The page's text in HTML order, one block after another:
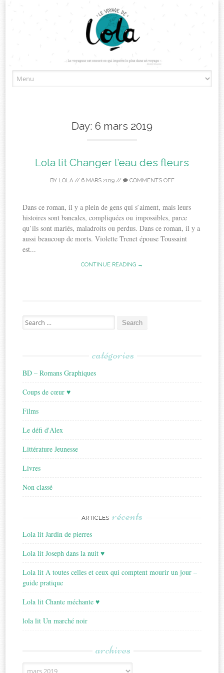
to
Day: 6 mars 2019
Lola lit Changer l’eau des fleurs
BY LOLA// 6 MARS 2019// COMMENTS OFF
Dans ce roman, il y a plein de gens qui s’aiment, mais leurs
histoires sont bancales, compliquées ou impossibles, parce
qu’ils sont mariés, maladroits ou perdus. Dans ce roman, il y a
aussi beaucoup de morts. Violette Trenet épouse Toussaint
est...
CONTINUE READING →
Search
for:
catégories
BD – Romans Graphiques
Coups de cœur ♥
Films
Le défi d'Alex
Littérature Jeunesse
Livres
Non classé
ARTICLES récents
Lola lit Jardin de pierres
Lola lit Joseph dans la nuit ♥
Lola lit A toutes celles et ceux qui comptent mourir un jour –
guide pratique
Lola lit Chante méchante ♥
lola lit Un marché noir
archives
Archives